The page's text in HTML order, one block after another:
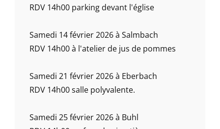
RDV 14h00 parking devant l'église
Samedi 14 février 2026 à Salmbach
RDV 14h00 à l'atelier de jus de pommes
Samedi 21 février 2026 à Eberbach
RDV 14h00 salle polyvalente.
Samedi 25 février 2026 à Buhl